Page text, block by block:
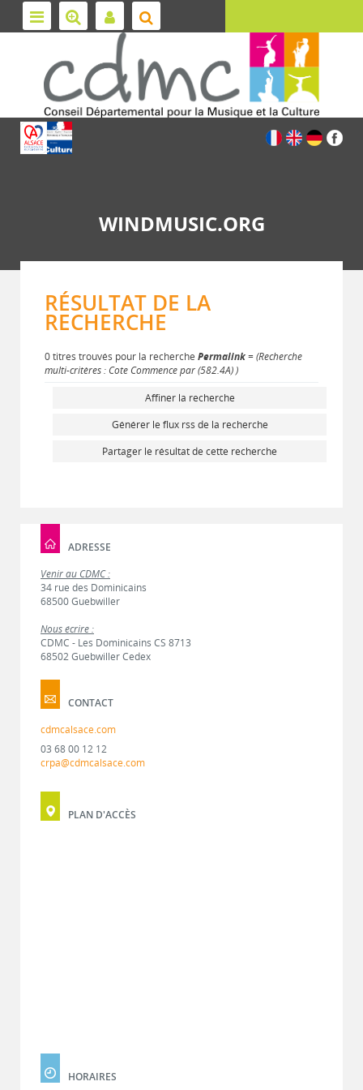
WINDMUSIC.ORG
RÉSULTAT DE LA
RECHERCHE
0 titres trouvés pour la recherche Permalink= (Recherche
multi-critères : Cote Commence par (582.4A) )
Affiner la recherche
Générer le flux rss de la recherche
Partager le résultat de cette recherche
ADRESSE
Venir au CDMC :
34 rue des Dominicains
68500 Guebwiller
Nous écrire :
CDMC - Les Dominicains CS 8713
68502 Guebwiller Cedex
CONTACT
cdmcalsace.com
03 68 00 12 12
crpa@cdmcalsace.com
PLAN D'ACCÈS
HORAIRES